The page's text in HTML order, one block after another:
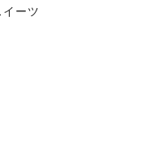
イーツ